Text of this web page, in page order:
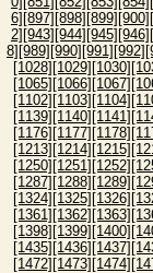
6] [897] [898] [899] [900]
2] [943] [944] [945] [946]
8] [989] [990] [991] [992]
[1028] [1029] [1030]
[1065] [1066] [1067]
[1102] [1103] [1104]
[1139] [1140] [1141]
[1176] [1177] [1178]
[1213] [1214] [1215]
[1250] [1251] [1252]
[1287] [1288] [1289]
[1324] [1325] [1326]
[1361] [1362] [1363]
[1398] [1399] [1400]
[1435] [1436] [1437]
[1472] [1473] [1474]